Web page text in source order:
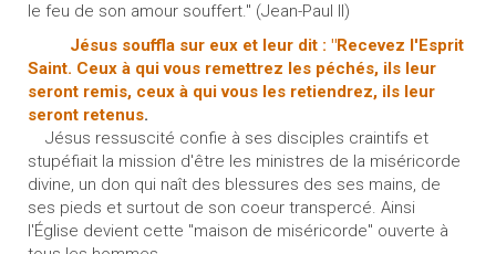
le feu de son amour souffert." (Jean-Paul II)
Jésus souffla sur eux et leur dit : "Recevez l'Esprit
Saint. Ceux à qui vous remettrez les péchés, ils leur
seront remis, ceux à qui vous les retiendrez, ils leur
seront retenus.
Jésus ressuscité confie à ses disciples craintifs et
stupéfiait la mission d'être les ministres de la miséricorde
divine, un don qui naît des blessures des ses mains, de
ses pieds et surtout de son coeur transpercé. Ainsi
l'Église devient cette "maison de miséricorde" ouverte à